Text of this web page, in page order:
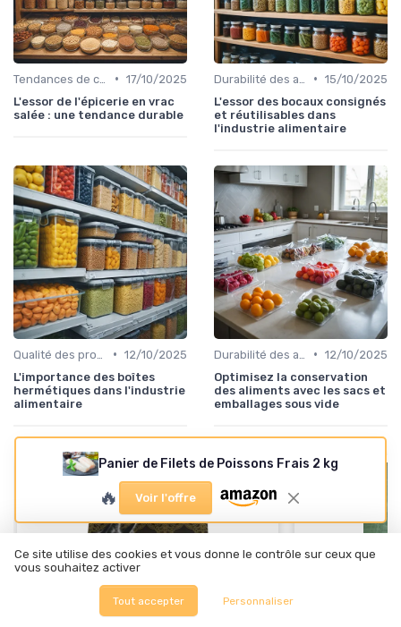
• 17/10/2025
L'essor de l'épicerie en vrac
salée : une tendance durable
• 15/10/2025
L'essor des bocaux consignés
et réutilisables dans
l'industrie alimentaire
• 12/10/2025
L'importance des boîtes
hermétiques dans l'industrie
alimentaire
• 12/10/2025
Optimisez la conservation
des aliments avec les sacs et
emballages sous vide
Panier de Filets de Poissons Frais 2 kg
🔥 Voir l'offre
Ce site utilise des cookies et vous donne le contrôle sur ceux que
vous souhaitez activer
Tout accepter Personnaliser